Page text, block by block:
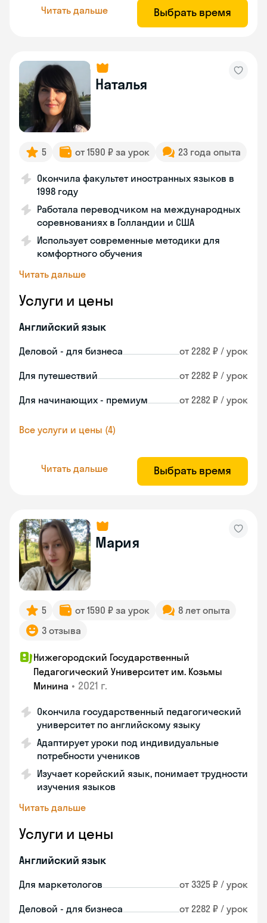
Читать дальше Выбрать время
Наталья
5 от 1590 ₽ за урок 23 года опыта
Окончила факультет иностранных языков в
1998 году
Работала переводчиком на международных
соревнованиях в Голландии и США
Использует современные методики для
комфортного обучения
Читать дальше
Услуги и цены
Английский язык
Деловой - для бизнеса от 2282 ₽ / урок
Для путешествий от 2282 ₽ / урок
Для начинающих - премиум от 2282 ₽ / урок
Все услуги и цены (4)
Читать дальше Выбрать время
Мария
5 от 1590 ₽ за урок
8 лет опыта
3 отзыва
Нижегородский Государственный
Педагогический Университет им. Козьмы
Минина • 2021 г.
Окончила государственный педагогический
университет по английскому языку
Адаптирует уроки под индивидуальные
потребности учеников
Изучает корейский язык, понимает трудности
изучения языков
Читать дальше
Услуги и цены
Английский язык
Для маркетологов от 3325 ₽ / урок
Деловой - для бизнеса от 2282 ₽ / урок